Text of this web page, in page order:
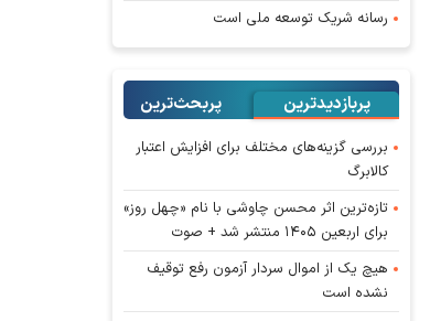
رسانه شریک توسعه ملی است
پربازدیدترین پربحث‌ترین‌
بررسی گزینه‌های مختلف برای افزایش اعتبار
کالابرگ
تازه‌ترین اثر محسن چاوشی با نام «چهل روز»
برای اربعین ۱۴۰۵ منتشر شد + صوت
هیچ یک از اموال سردار آزمون رفع توقیف
نشده است